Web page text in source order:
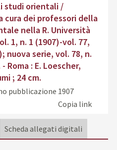
Copia link
studi orientali /
cura dei professori della
nella R. Università
1, n. 1 (1907)-vol. 77,
nuova serie, vol. 78, n.
Roma : E. Loescher,
; 24 cm.
pubblicazione 1907
Scheda allegati digitali